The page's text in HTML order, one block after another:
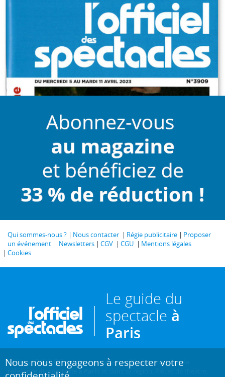
Qui sommes-nous ? Nous contacter Régie publicitaire
Proposer
un événement
Newsletters CGV CGU
Mentions légales
Cookies
Le guide du
spectacle à
Paris
Créé en 1946, L'Officiel des spectacles estl'hebdomadaire de
référence du spectacle à Paris
et dans sa région. Pièces de théâtre,
Nous nous engageons à respecter votre